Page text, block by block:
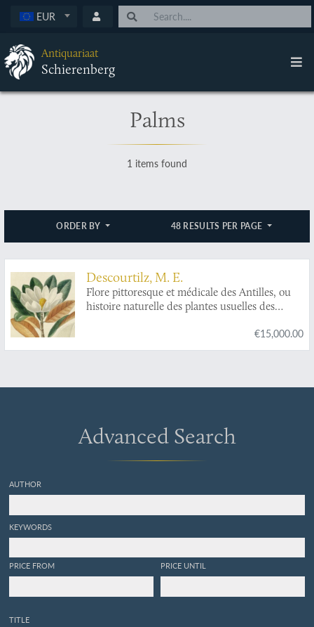
EUR
Antiquariaat
Schierenberg
Palms
1 items found
ORDER BY 48 RESULTS PER PAGE
Descourtilz, M. E.
Flore pittoresque et médicale des Antilles, ou
histoire naturelle des plantes usuelles des
Portugaises; Peinte d'après les dessins faits sur
les lieux par M. J. Th. Descourtilz.
€15,000.00
Advanced Search
AUTHOR
KEYWORDS
PRICE FROM PRICE UNTIL
TITLE